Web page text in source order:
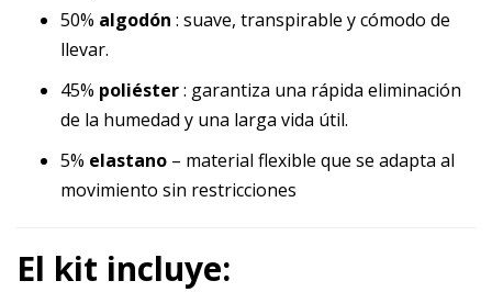
50% algodón : suave, transpirable y cómodo de
llevar.
45% poliéster: garantiza una rápida eliminación
de la humedad y una larga vida útil.
5% elastano – material flexible que se adapta al
movimiento sin restricciones
El kit incluye: